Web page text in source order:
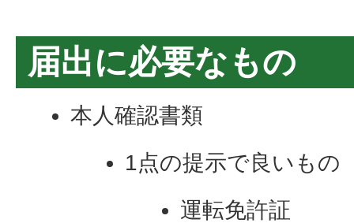
届出に必要なもの
本人確認書類
1点の提示で良いもの
運転免許証